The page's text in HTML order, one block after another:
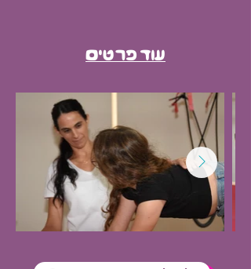
עוד פרטים